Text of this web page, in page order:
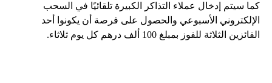
كما سيتم إدخال عملاء التذاكر الكبيرة تلقائيًا في السحب
الإلكتروني الأسبوعي والحصول على فرصة أن يكونوا أحد
الفائزين الثلاثة للفوز بمبلغ 100 ألف درهم كل يوم ثلاثاء.